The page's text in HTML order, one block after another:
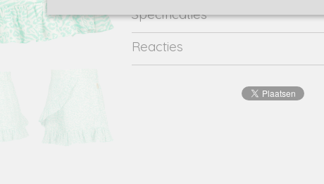
Specificaties
EAN code
Productcode leverancier
Reacties